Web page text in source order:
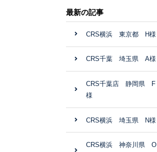
最新の記事
CRS横浜 東京都 H様
CRS千葉 埼玉県 A様
CRS千葉店 静岡県 F
様
CRS横浜 埼玉県 N様
CRS横浜 神奈川県 O